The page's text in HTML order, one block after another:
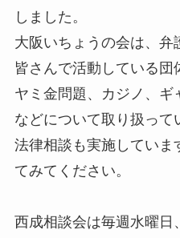
しました。
大阪いちょうの会は、
皆さんで活動している団
ヤミ金問題、カジノ、ギ
などについて取り扱って
法律相談も実施していま
てみてください。
西成相談会は毎週水曜日